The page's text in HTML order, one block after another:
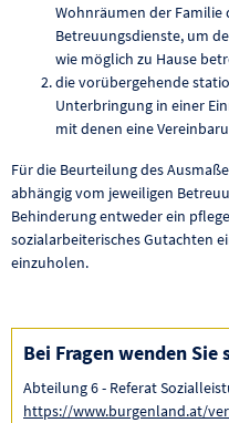
Wohnräumen der
Betreuungsdienste, um
wie möglich zu Hause
die vorübergehende
Unterbringung in einer
mit denen eine
Für die Beurteilung des
abhängig vom jeweiligen
Behinderung entweder ein
sozialarbeiterisches Gutachten
einzuholen.
Bei Fragen wenden Sie
Abteilung 6 - Referat
https://www.burgenland.at/